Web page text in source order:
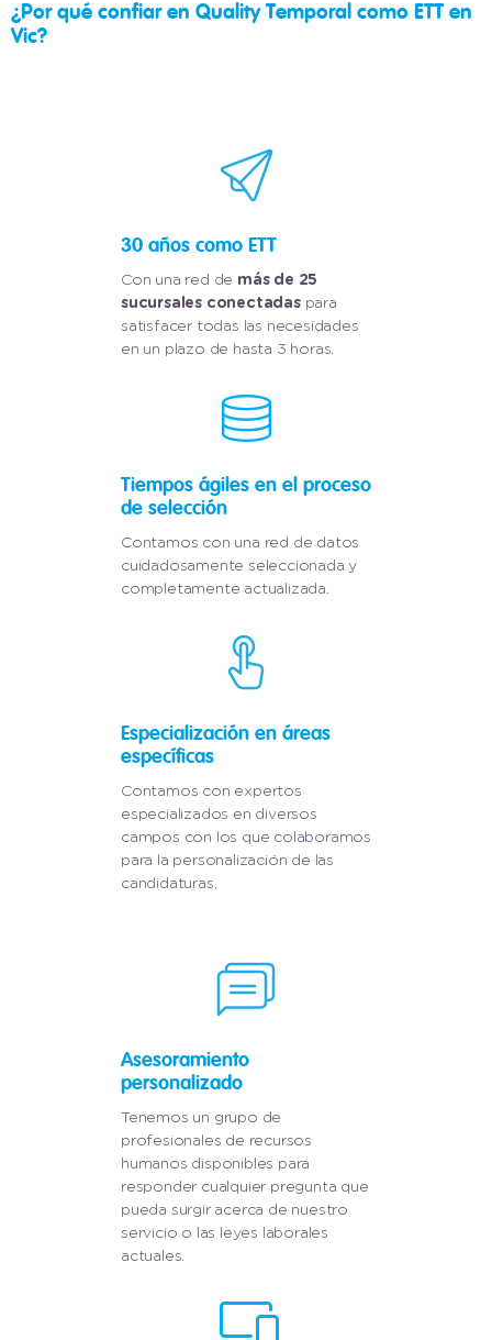
¿Por qué confiar en Quality Temporal como ETT en
Vic?
30 años como ETT
Con una red de más de 25
sucursales conectadaspara
satisfacer todas las necesidades
en un plazo de hasta 3 horas.
Tiempos ágiles en el proceso
de selección
Contamos con una red de datos
cuidadosamente seleccionada y
completamente actualizada.
Especialización en áreas
específicas
Contamos con expertos
especializados en diversos
campos con los que colaboramos
para la personalización de las
candidaturas.
Asesoramiento
personalizado
Tenemos un grupo de
profesionales de recursos
humanos disponibles para
responder cualquier pregunta que
pueda surgir acerca de nuestro
servicio o las leyes laborales
actuales.